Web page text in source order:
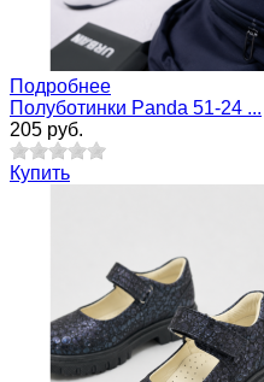
Подробнее
Полуботинки Panda 51-24 ...
205 руб.
Купить